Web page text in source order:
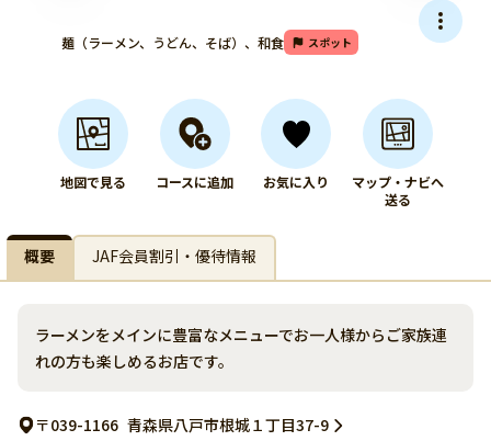
麺（ラーメン、うどん、そば）、和食 スポット
地図で見る コースに追加 お気に入り
マップ・ナビへ
送る
概要 JAF会員割引・優待情報
ラーメンをメインに豊富なメニューでお一人様からご家族連
れの方も楽しめるお店です。
〒039-1166 青森県八戸市根城１丁目37-9